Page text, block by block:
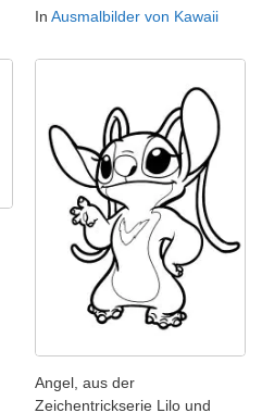
In Ausmalbilder von Kawaii
Angel, aus der
Zeichentrickserie Lilo und